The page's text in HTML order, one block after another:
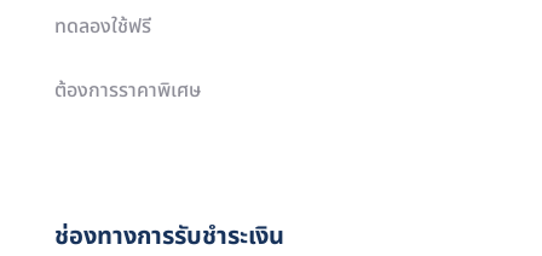
ทดลองใช้ฟรี
ต้องการราคาพิเศษ
ช่องทางการรับชำระเงิน